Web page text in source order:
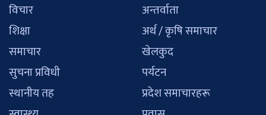
विचार
शिक्षा
समाचार
सुचना प्रविधी
स्थानीय तह
अन्तर्वाता
अर्थ / कृषि समाचार
खेलकुद
पर्यटन
प्रदेश समाचारहरू